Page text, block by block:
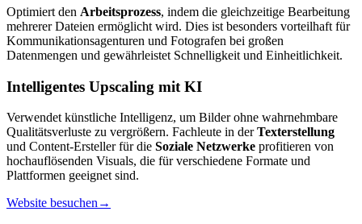
Optimiert den Arbeitsprozess, indem die gleichzeitige Bearbeitung
mehrerer Dateien ermöglicht wird. Dies ist besonders vorteilhaft für
Kommunikationsagenturen und Fotografen bei großen
Datenmengen und gewährleistet Schnelligkeit und Einheitlichkeit.
Intelligentes Upscaling mit KI
Verwendet künstliche Intelligenz, um Bilder ohne wahrnehmbare
Qualitätsverluste zu vergrößern. Fachleute in derTexterstellung
und Content-Ersteller für die Soziale Netzwerke profitieren von
hochauflösenden Visuals, die für verschiedene Formate und
Plattformen geeignet sind.
Website besuchen →